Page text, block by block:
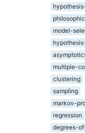
model-
multiple-
clustering
sampling
markov-
regression
degrees-